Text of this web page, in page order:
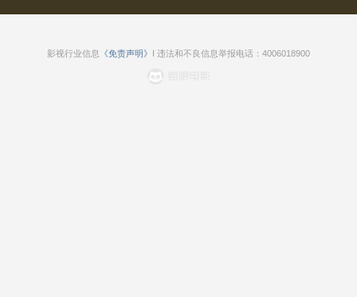
的精神。中国历险记：丝路中国历险记：三峡大坝中国历险
影视行业信息 《免责声明》 I 违法和不良信息举报电话：4006018900